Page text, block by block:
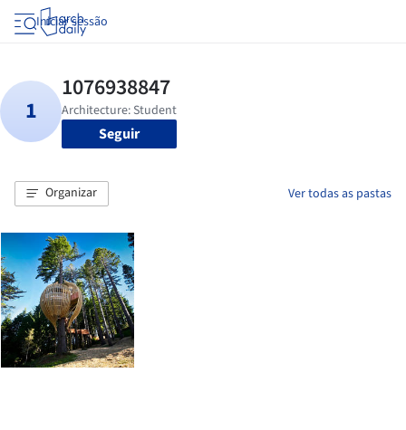
Iniciar sessão
Seguir
Organizar Ver todas as pastas